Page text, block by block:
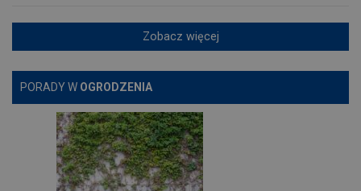
Zobacz więcej
PORADY W OGRODZENIA